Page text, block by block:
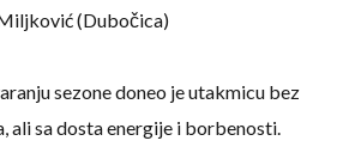
(Dubočica)
sezone doneo je utakmicu bez
ali sa dosta energije i borbenosti.